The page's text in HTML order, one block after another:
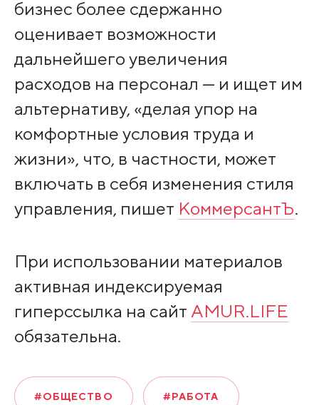
бизнес более сдержанно
оценивает возможности
дальнейшего увеличения
расходов на персонал — и ищет им
альтернативу, «делая упор на
комфортные условия труда и
жизни», что, в частности, может
включать в себя изменения стиля
управления, пишет КоммерсантЪ.
При использовании материалов
активная индексируемая
гиперссылка на сайт AMUR.LIFE
обязательна.
#ОБЩЕСТВО #РАБОТА